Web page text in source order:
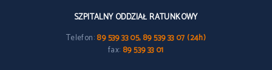
SZPITALNY ODDZIAŁ RATUNKOWY
Telefon:89 539 33 05, 89 539 33 07 (24h)
fax: 89 539 33 01